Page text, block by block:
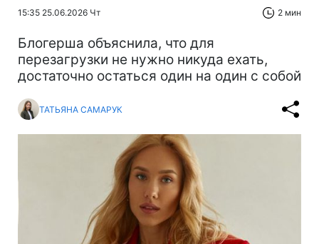
15:35 25.06.2026 Чт 2 мин
Блогерша объяснила, что для
перезагрузки не нужно никуда ехать,
достаточно остаться один на один с собой
ТАТЬЯНА САМАРУК